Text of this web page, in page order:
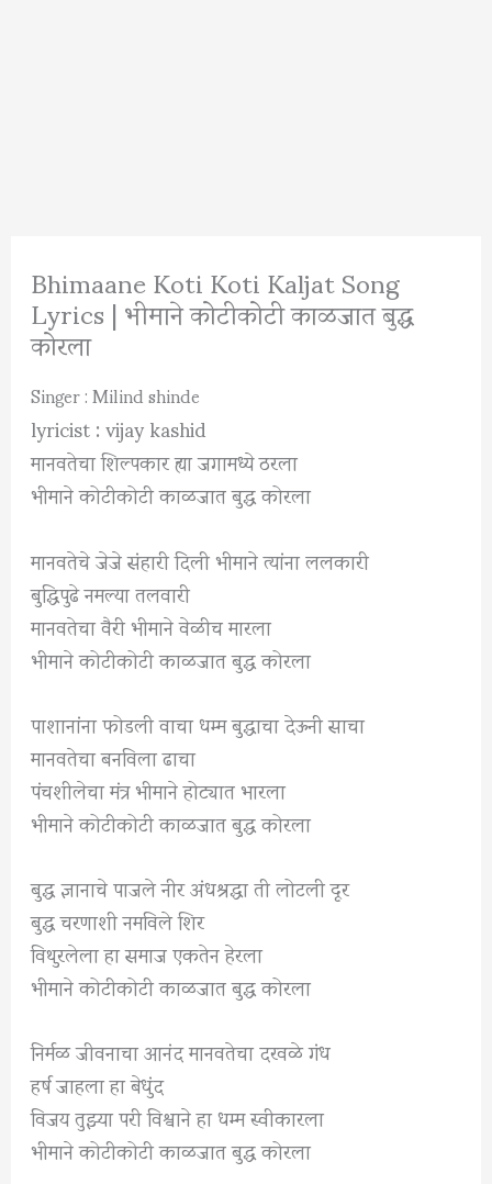
Bhimaane Koti Koti Kaljat Song
Lyrics | भीमाने कोटीकोटी काळजात बुद्ध
कोरला
Singer : Milind shinde
lyricist : vijay kashid
मानवतेचा शिल्पकार ह्या जगामध्ये ठरला
भीमाने कोटीकोटी काळजात बुद्ध कोरला
मानवतेचे जेजे संहारी दिली भीमाने त्यांना ललकारी
बुद्धिपुढे नमल्या तलवारी
मानवतेचा वैरी भीमाने वेळीच मारला
भीमाने कोटीकोटी काळजात बुद्ध कोरला
पाशानांना फोडली वाचा धम्म बुद्धाचा देऊनी साचा
मानवतेचा बनविला ढाचा
पंचशीलेचा मंत्र भीमाने होट्यात भारला
भीमाने कोटीकोटी काळजात बुद्ध कोरला
बुद्ध ज्ञानाचे पाजले नीर अंधश्रद्धा ती लोटली दूर
बुद्ध चरणाशी नमविले शिर
विथुरलेला हा समाज एकतेन हेरला
भीमाने कोटीकोटी काळजात बुद्ध कोरला
निर्मळ जीवनाचा आनंद मानवतेचा दरवळे गंध
हर्ष जाहला हा बेधुंद
विजय तुझ्या परी विश्वाने हा धम्म स्वीकारला
भीमाने कोटीकोटी काळजात बुद्ध कोरला